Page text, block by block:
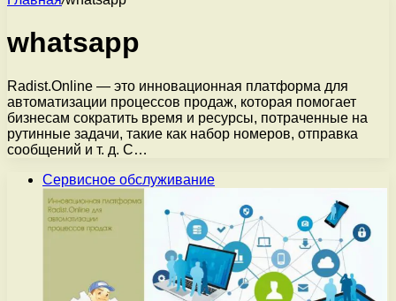
whatsapp
Radist.Online — это инновационная платформа для
автоматизации процессов продаж, которая помогает
бизнесам сократить время и ресурсы, потраченные на
рутинные задачи, такие как набор номеров, отправка
сообщений и т. д. C…
Сервисное обслуживание